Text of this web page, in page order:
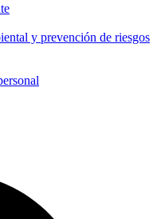
y prevención de riesgos